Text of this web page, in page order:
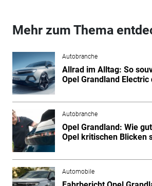
Mehr zum Thema
Autobranche
Allrad im Alltag: So
Opel Grandland
Autobranche
Opel Grandland: Wie
Opel kritischen Blicken
Automobile